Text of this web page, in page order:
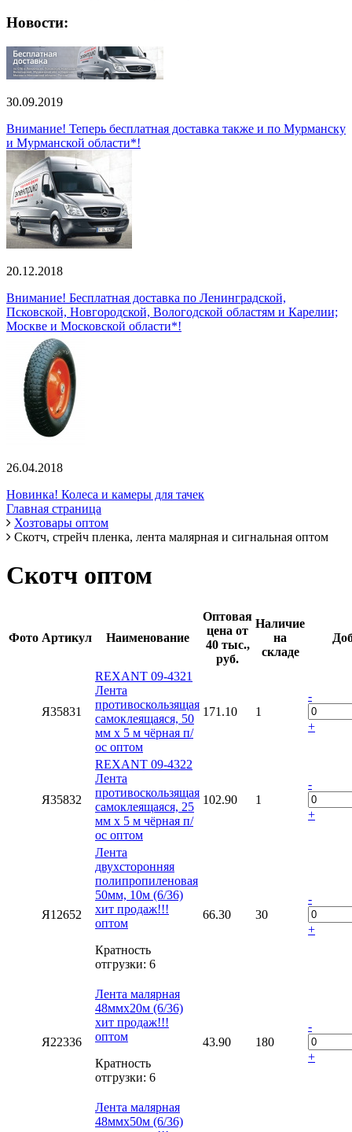
Новости:
30.09.2019
Внимание! Теперь бесплатная доставка также и по Мурманску
и Мурманской области*!
20.12.2018
Внимание! Бесплатная доставка по Ленинградской,
Псковской, Новгородской, Вологодской областям и Карелии;
Москве и Московской области*!
26.04.2018
Новинка! Колеса и камеры для тачек
Главная страница
Хозтовары оптом
Скотч, стрейч пленка, лента малярная и сигнальная оптом
Скотч оптом
Фото Артикул Наименование
Оптовая
цена от
40 тыс.,
руб.
Наличие
на
складе
Я35831
REXANT 09-4321
Лента
противоскользящая
самоклеящаяся, 50
мм х 5 м чёрная п/
ос оптом
171.10 1
-
+
Я35832
REXANT 09-4322
Лента
противоскользящая
самоклеящаяся, 25
мм х 5 м чёрная п/
ос оптом
102.90 1
-
+
Я12652
Лента
двухсторонняя
полипропиленовая
50мм, 10м (6/36)
хит продаж!!!
оптом
Кратность
отгрузки: 6
66.30 30
-
+
Я22336
Лента малярная
48ммх20м (6/36)
хит продаж!!!
оптом
Кратность
отгрузки: 6
43.90 180
-
+
Лента малярная
48ммх50м (6/36)